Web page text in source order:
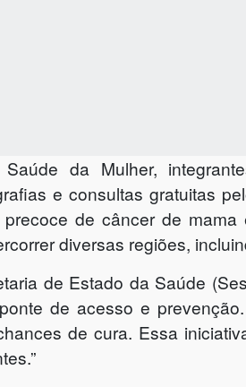
da Mulher,
e consultas gratuitas
de câncer de
diversas regiões,
de Estado da Saúde
de acesso e
de cura. Essa